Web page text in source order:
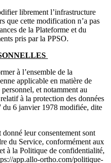
librement l’infrastructure
que cette modification n’a pas
de la Plateforme et du
pris par la PPSO.
à l’ensemble de la
applicable en matière de
et notamment au
à la protection des données
du 6 janvier 1978 modifiée, dite
leur consentement sont
du Service, conformément aux
à la Politique de confidentialité,
app.allo-ortho.com/politique-